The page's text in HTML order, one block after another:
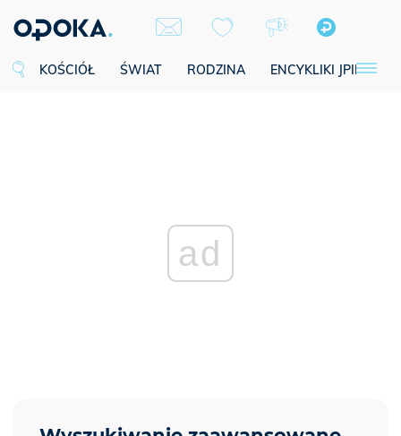
KOŚCIÓŁ ŚWIAT RODZINA ENCYKLIKI JPII
ad